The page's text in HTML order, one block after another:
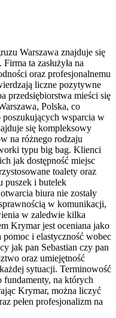
Warszawa znajduje się
ta zasłużyła na
oraz profesjonalnemu
liczne pozytywne
przedsiębiorstwa mieści się
Polska, co
wsparcia w
się kompleksowy
na różnego rodzaju
typu big bag. Klienci
jak dostępność miejsc
toalety oraz
puszek i butelek
biura nie zostały
w komunikacji,
w zaledwie kilka
Krymar jest oceniana jako
i elastyczność wobec
jak pan Sebastian czy pan
oraz umiejętność
sytuacji. Terminowość
na których
Krymar, można liczyć
pełen profesjonalizm na